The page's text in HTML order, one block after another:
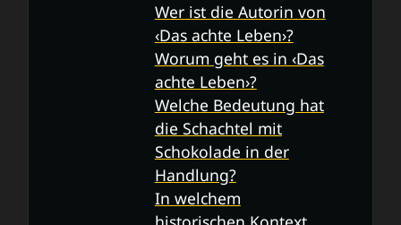
Wer ist die Autorin von
‹Das achte Leben›?
Worum geht es in ‹Das
achte Leben›?
Welche Bedeutung hat
die Schachtel mit
Schokolade in der
Handlung?
In welchem